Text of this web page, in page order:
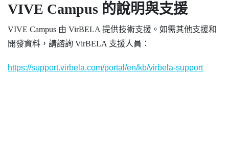
VIVE Campus 的說明與支援
VIVE Campus 由 VirBELA 提供技術支援。如需其他支援和
開發資料，請諮詢 VirBELA 支援人員：
https://support.virbela.com/portal/en/kb/virbela-support